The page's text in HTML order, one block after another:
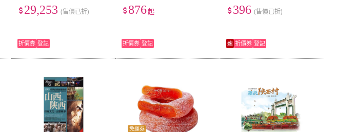
0年)-幅79cm
29,253 (售價已折)
折價券 登記
球 漢服吊墜 畢業禮物銀色唐
葡萄花鳥紋銀香囊陝西厤博
876起
折價券 登記
南、台灣、香港、澳門
396 (售價已折)
速 折價券 登記
免運券